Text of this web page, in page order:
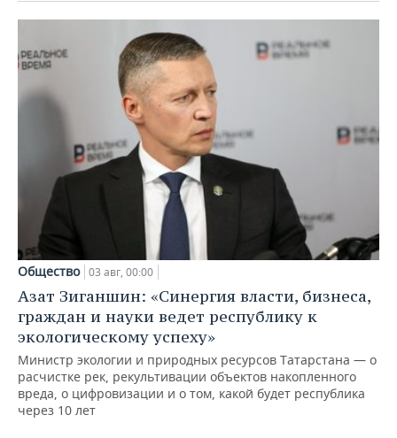
Общество 03 авг, 00:00
Азат Зиганшин: «Синергия власти, бизнеса,
граждан и науки ведет республику к
экологическому успеху»
Министр экологии и природных ресурсов Татарстана — о
расчистке рек, рекультивации объектов накопленного
вреда, о цифровизации и о том, какой будет республика
через 10 лет